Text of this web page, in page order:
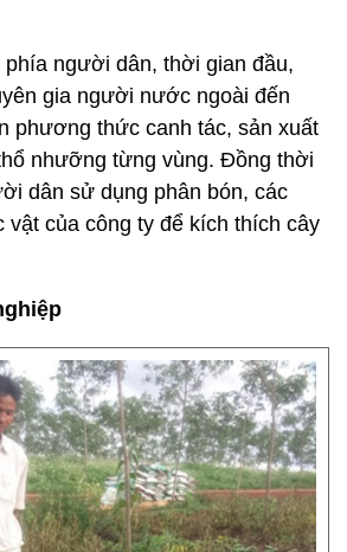
người dân, thời gian đầu,
gia người nước ngoài đến
phương thức canh tác, sản xuất
nhưỡng từng vùng. Đồng thời
dân sử dụng phân bón, các
vật của công ty để kích thích cây